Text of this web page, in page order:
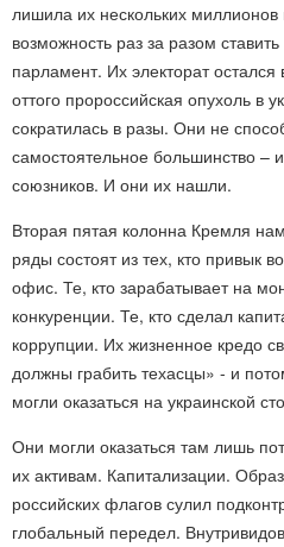
лишила их нескольких миллионов
возможность раз за разом
парламент. Их электорат
оттого пророссийская опухоль в
сократилась в разы. Они не
самостоятельное большинство –
союзников. И они их нашли.
Вторая пятая колонна Кремля
ряды состоят из тех, кто привык
офис. Те, кто зарабатывает на
конкуренции. Те, кто сделал
коррупции. Их жизненное кредо
должны грабить техасцы» - и
могли оказаться на украинской
Они могли оказаться там лишь
их активам. Капитализации.
российских флагов сулил
глобальный передел.